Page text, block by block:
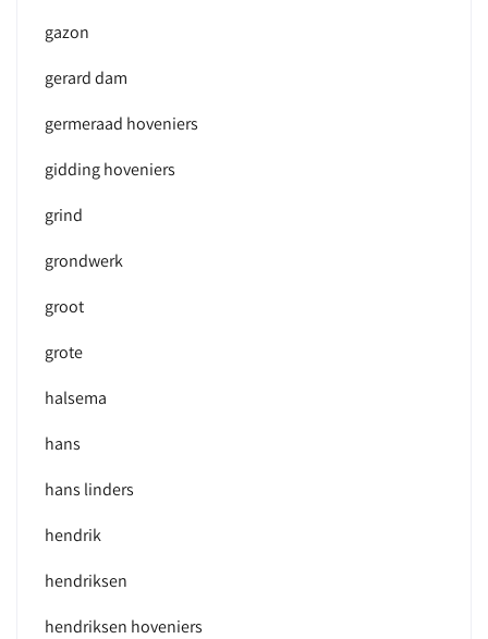
gazon
gerard dam
germeraad hoveniers
gidding hoveniers
grind
grondwerk
groot
grote
halsema
hans
hans linders
hendrik
hendriksen
hendriksen hoveniers